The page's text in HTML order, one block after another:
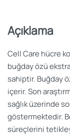
Açıklama
Cell Care hücre
buğday özü
sahiptir. Buğday
içerir. Son
sağlık üzerinde
göstermektedir.
süreçlerini